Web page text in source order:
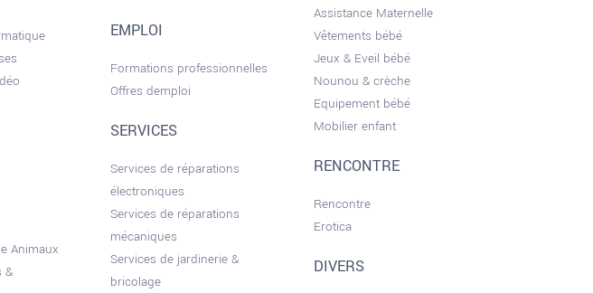
Animaux
&
EMPLOI
Formations professionnelles
Offres demploi
SERVICES
Services de réparations
électroniques
Services de réparations
mécaniques
Services de jardinerie &
bricolage
Assistance Maternelle
Vêtements bébé
Jeux & Eveil bébé
Nounou & crèche
Equipement bébé
Mobilier enfant
RENCONTRE
Rencontre
Erotica
DIVERS